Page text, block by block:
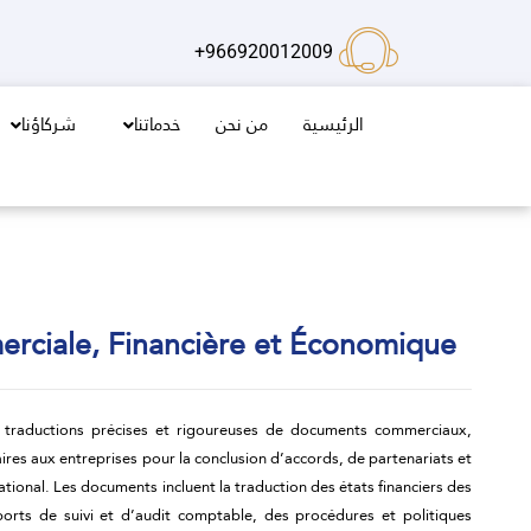
966920012009+
الرئيسية من نحن خدماتنا شركاؤنا
Financière et Économique
précises et rigoureuses de documents commerciaux,
aux entreprises pour la conclusion d’accords, de partenariats et
Les documents incluent la traduction des états financiers des
de suivi et d’audit comptable, des procédures et politiques